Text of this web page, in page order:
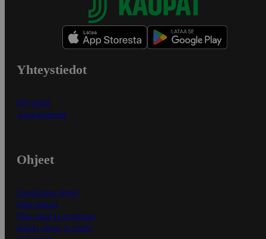
Yhteystiedot
Myymälät
Asiakaspalvelu
Ohjeet
Ensitilaajan ohjeet
Näin maksat
Näin tilaat ja muokkaat
Kaikki ohjeet ja vinkit